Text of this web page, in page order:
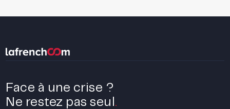
Face à une crise ?
Ne restez pas seul .